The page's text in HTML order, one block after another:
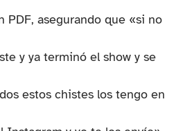
asegurando que «si no
y ya terminó el show y se
estos chistes los tengo en